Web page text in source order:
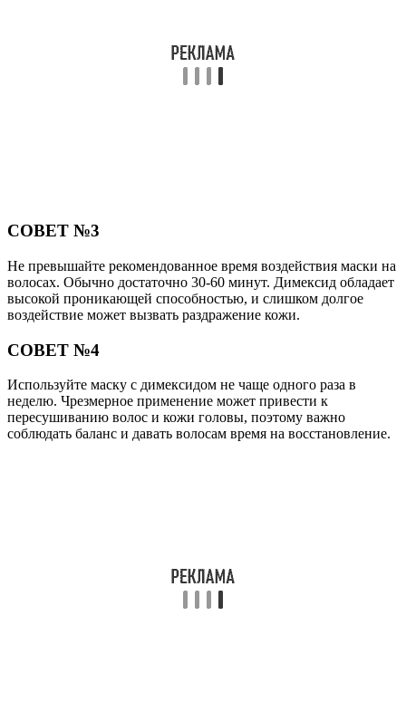
СОВЕТ №3
Не превышайте рекомендованное время воздействия маски на
волосах. Обычно достаточно 30-60 минут. Димексид обладает
высокой проникающей способностью, и слишком долгое
воздействие может вызвать раздражение кожи.
СОВЕТ №4
Используйте маску с димексидом не чаще одного раза в
неделю. Чрезмерное применение может привести к
пересушиванию волос и кожи головы, поэтому важно
соблюдать баланс и давать волосам время на восстановление.